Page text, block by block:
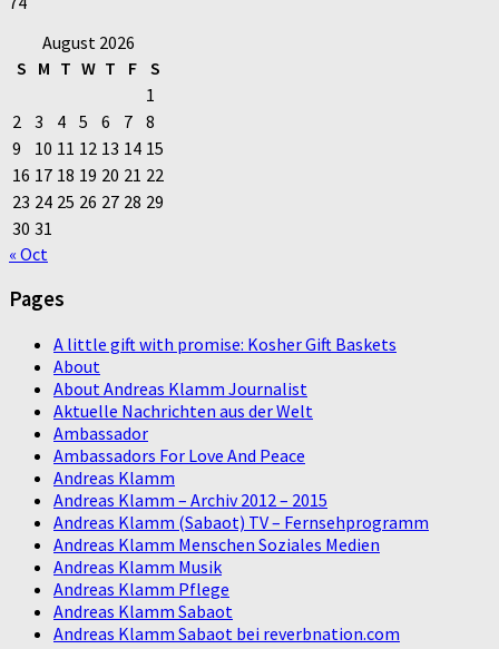
August 2026
S M T W T F S
1
2 3 4 5 6 7 8
9
10 11 12 13 14 15
16 17 18 19 20 21 22
23 24 25 26 27 28 29
30 31
« Oct
Pages
A little gift with promise: Kosher Gift Baskets
About
About Andreas Klamm Journalist
Aktuelle Nachrichten aus der Welt
Ambassador
Ambassadors For Love And Peace
Andreas Klamm
Andreas Klamm – Archiv 2012 – 2015
Andreas Klamm (Sabaot) TV – Fernsehprogramm
Andreas Klamm Menschen Soziales Medien
Andreas Klamm Musik
Andreas Klamm Pflege
Andreas Klamm Sabaot
Andreas Klamm Sabaot bei reverbnation.com